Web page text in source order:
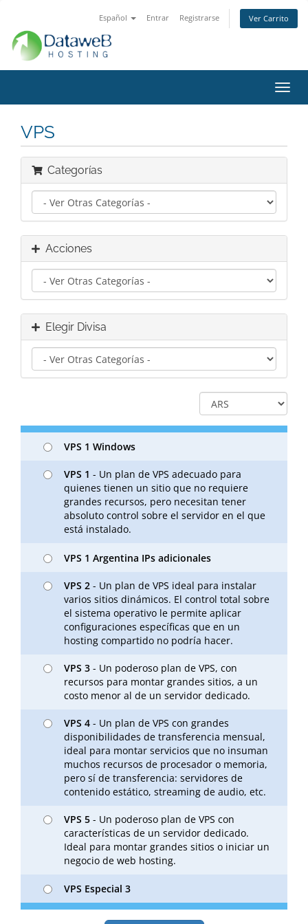
Español Entrar Registrarse Ver Carrito
VPS
Categorías
Acciones
Elegir Divisa
VPS 1 Windows
VPS 1 - Un plan de VPS adecuado para
quienes tienen un sitio que no requiere
grandes recursos, pero necesitan tener
absoluto control sobre el servidor en el que
está instalado.
VPS 1 Argentina IPs adicionales
VPS 2 - Un plan de VPS ideal para instalar
varios sitios dinámicos. El control total sobre
el sistema operativo le permite aplicar
configuraciones específicas que en un
hosting compartido no podría hacer.
VPS 3 - Un poderoso plan de VPS, con
recursos para montar grandes sitios, a un
costo menor al de un servidor dedicado.
VPS 4 - Un plan de VPS con grandes
disponibilidades de transferencia mensual,
ideal para montar servicios que no insuman
muchos recursos de procesador o memoria,
pero sí de transferencia: servidores de
contenido estático, streaming de audio, etc.
VPS 5 - Un poderoso plan de VPS con
características de un servidor dedicado.
Ideal para montar grandes sitios o iniciar un
negocio de web hosting.
VPS Especial 3